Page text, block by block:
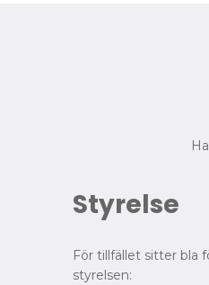
Styrelse
För tillfället sitter bla
styrelsen: